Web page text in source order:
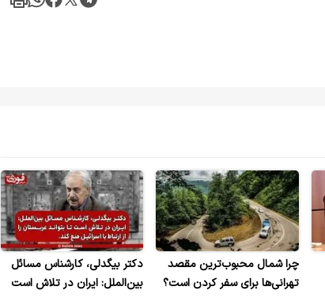
چرا شمال محبوب‌ترین مقصد
تهرانی‌ها برای سفر کردن است؟
دکتر بیگدلی، کارشناس مسائل
بین‌الملل: ایران در تلاش است